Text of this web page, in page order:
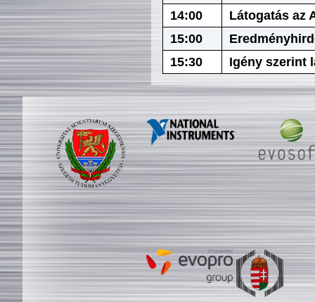
14:00
Látogatás az
15:00
15:30
Igény szerint